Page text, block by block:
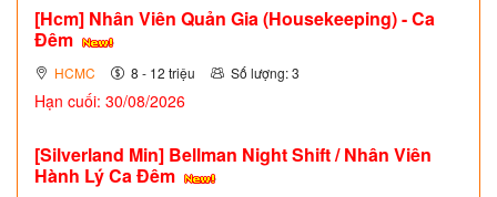
[Hcm] Nhân Viên Quản Gia (Housekeeping) - Ca
Đêm
HCMC 8 - 12 triệu Số lượng: 3
Hạn cuối: 30/08/2026
[Silverland Min] Bellman Night Shift / Nhân Viên
Hành Lý Ca Đêm